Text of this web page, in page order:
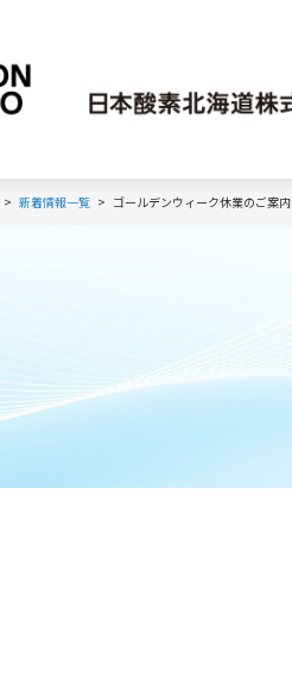
新着情報一覧 ゴールデンウィーク休業のご案内